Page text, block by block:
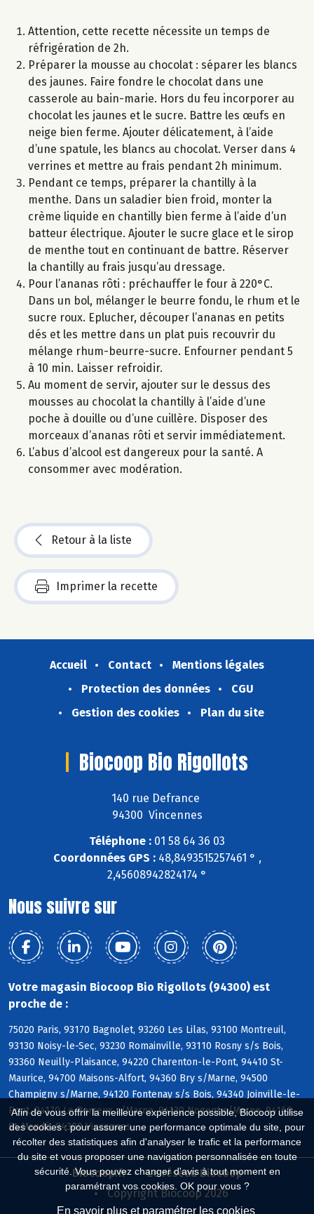
Afin de vous offrir la meilleure expérience possible, Biocoop utilise
des cookies : pour assurer une performance optimale du site, pour
récolter des statistiques afin d'analyser le trafic et la performance
du site et vous proposer une navigation personnalisée en toute
sécurité. Vous pouvez changer d'avis à tout moment en
paramétrant vos cookies. OK pour vous ?
En savoir plus et paramétrer les cookies
Attention, cette recette nécessite un temps de
réfrigération de 2h.
Préparer la mousse au chocolat : séparer les blancs
des jaunes. Faire fondre le chocolat dans une
casserole au bain-marie. Hors du feu incorporer au
chocolat les jaunes et le sucre. Battre les œufs en
neige bien ferme. Ajouter délicatement, à l’aide
d’une spatule, les blancs au chocolat. Verser dans 4
verrines et mettre au frais pendant 2h minimum.
Pendant ce temps, préparer la chantilly à la
menthe. Dans un saladier bien froid, monter la
crème liquide en chantilly bien ferme à l’aide d’un
batteur électrique. Ajouter le sucre glace et le sirop
de menthe tout en continuant de battre. Réserver
la chantilly au frais jusqu’au dressage.
Pour l’ananas rôti : préchauffer le four à 220°C.
Dans un bol, mélanger le beurre fondu, le rhum et le
sucre roux. Eplucher, découper l’ananas en petits
dés et les mettre dans un plat puis recouvrir du
mélange rhum-beurre-sucre. Enfourner pendant 5
à 10 min. Laisser refroidir.
Au moment de servir, ajouter sur le dessus des
mousses au chocolat la chantilly à l’aide d’une
poche à douille ou d’une cuillère. Disposer des
morceaux d’ananas rôti et servir immédiatement.
L’abus d’alcool est dangereux pour la santé. A
consommer avec modération.
Retour à la liste
Imprimer la recette
Accueil Contact
Mentions légales
Protection des données
CGU
Gestion des cookies
Plan du site
Biocoop Bio Rigollots
140 rue Defrance
94300 Vincennes
Téléphone : 01 58 64 36 03
Coordonnées GPS :48,8493515257461 ° ,
2,45608942824174 °
Nous suivre sur
Votre magasin Biocoop Bio Rigollots (94300) est
proche de :
75020 Paris, 93170 Bagnolet, 93260 Les Lilas, 93100 Montreuil,
93130 Noisy-le-Sec, 93230 Romainville, 93110 Rosny s/s Bois,
93360 Neuilly-Plaisance, 94220 Charenton-le-Pont, 94410 St-
Maurice, 94700 Maisons-Alfort, 94360 Bry s/Marne, 94500
Champigny s/Marne, 94120 Fontenay s/s Bois, 94340 Joinville-le-
Pont, 94170 Le Perreux s/Marne, 94130 Nogent s/Marne, 94160
St-Mandé, 94300 Vincennes
Biocoop.fr
Le réseau Biocoop
Copyright Biocoop 2026